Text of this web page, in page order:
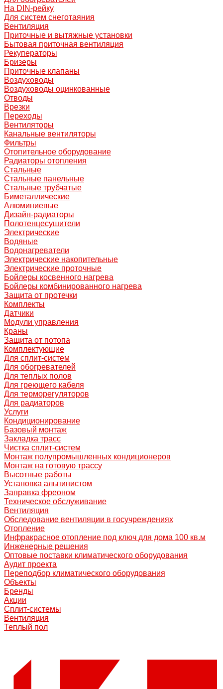
На DIN-рейку
Для систем снеготаяния
Вентиляция
Приточные и вытяжные установки
Бытовая приточная вентиляция
Рекуператоры
Бризеры
Приточные клапаны
Воздуховоды
Воздуховоды оцинкованные
Отводы
Врезки
Переходы
Вентиляторы
Канальные вентиляторы
Фильтры
Отопительное оборудование
Радиаторы отопления
Стальные
Стальные панельные
Стальные трубчатые
Биметаллические
Алюминиевые
Дизайн-радиаторы
Полотенцесушители
Электрические
Водяные
Водонагреватели
Электрические накопительные
Электрические проточные
Бойлеры косвенного нагрева
Бойлеры комбинированного нагрева
Защита от протечки
Комплекты
Датчики
Модули управления
Краны
Защита от потопа
Комплектующие
Для сплит-систем
Для обогревателей
Для теплых полов
Для греющего кабеля
Для терморегуляторов
Для радиаторов
Услуги
Кондиционирование
Базовый монтаж
Закладка трасс
Чистка сплит-систем
Монтаж полупромышленных кондиционеров
Монтаж на готовую трассу
Высотные работы
Установка альпинистом
Заправка фреоном
Техническое обслуживание
Вентиляция
Обследование вентиляции в госучреждениях
Отопление
Инфракрасное отопление под ключ для дома 100 кв.м
Инженерные решения
Оптовые поставки климатического оборудования
Аудит проекта
Переподбор климатического оборудования
Объекты
Бренды
Акции
Сплит-системы
Вентиляция
Теплый пол